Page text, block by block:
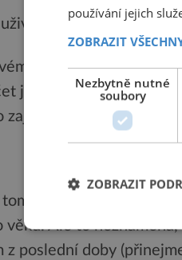
komunikovat
novém projektu
je sotva poloviční.
zajímavých funkcí.
že Google je
věku. Ale to
z poslední doby
používání jejich
ZOBRAZIT
Nezbytně nutné
soubory
ZOBRAZIT